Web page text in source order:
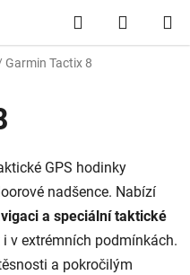
Hledat
KOŠÍK
Garmin Tactix 8
GPS hodinky
nadšence. Nabízí
a speciální taktické
v extrémních podmínkách.
a pokročilým